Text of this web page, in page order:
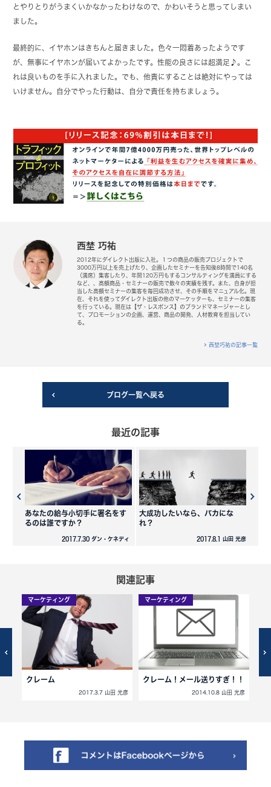
とやりとりがうまくいかなかったわけなので、かわいそうと思ってしまい
ました。
最終的に、イヤホンはきちんと届きました。色々一悶着あったようです
が、無事にイヤホンが届いてよかったです。性能の良さには超満足♪。こ
れは良いものを手に入れました。でも、他責にすることは絶対にやっては
いけません。自分でやった行動は、自分で責任を持ちましょう。
西埜 巧祐
2012年にダイレクト出版に入社。１つの商品の販売プロジェクトで
3000万円以上を売上げたり、企画したセミナーを告知後8時間で140名
（満席）集客したり、年間120万円もするコンサルティングを満員にする
など、、高額商品・セミナーの販売で数々の実績を残す。また、自身が担
当した高額セミナーの集客を毎回成功させ、その手順をマニュアル化。現
在、それを使ってダイレクト出版の他のマーケッターも、セミナーの集客
を行っている。現在は【ザ・レスポンス】のブランドマネージャーとし
て、プロモーションの企画、運営、商品の開発、人材教育を担当してい
る。
西埜巧祐の記事一覧
ブログ一覧へ戻る
最近の記事
あなたの給与小切手に署名をす
るのは誰ですか？
2017.7.30 ダン・ケネディ
大成功したいなら、バカにな
れ？
2017.8.1 山田 光彦
関連記事
マーケティング
クレーム
2017.3.7 山田 光彦
マーケティング
クレーム！メール送りすぎ！！
2014.10.8 山田 光彦